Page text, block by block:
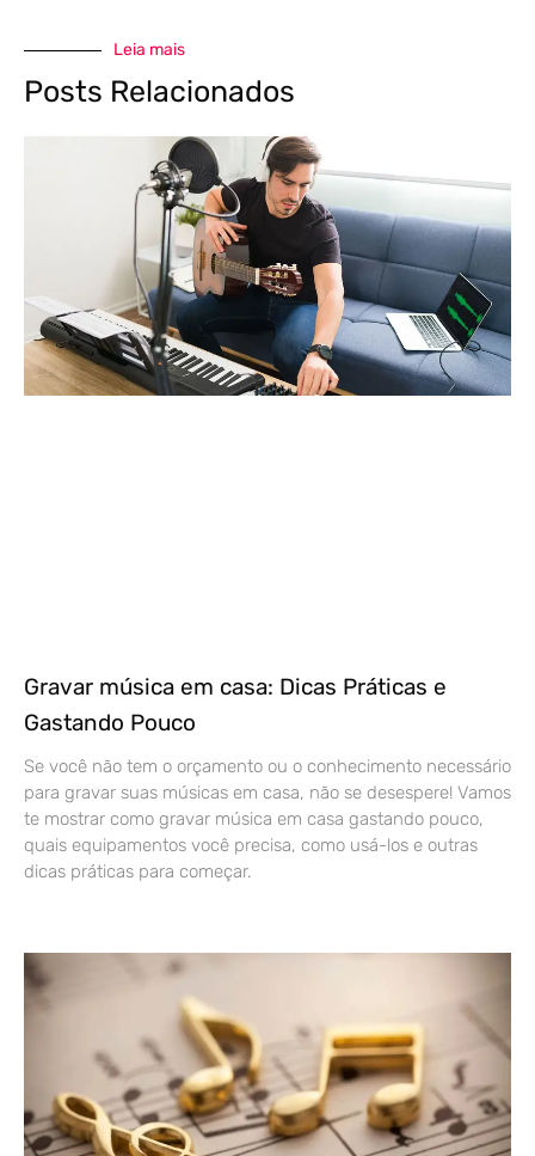
Leia mais
Posts Relacionados
Gravar música em casa: Dicas Práticas e
Gastando Pouco
Se você não tem o orçamento ou o conhecimento necessário
para gravar suas músicas em casa, não se desespere! Vamos
te mostrar como gravar música em casa gastando pouco,
quais equipamentos você precisa, como usá-los e outras
dicas práticas para começar.